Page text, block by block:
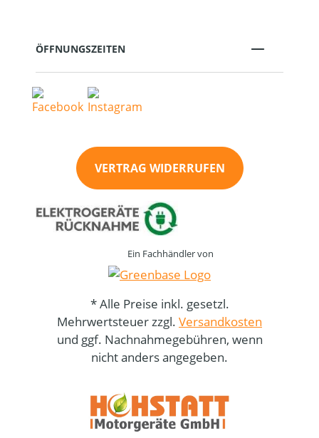
ÖFFNUNGSZEITEN
VERTRAG WIDERRUFEN
Ein Fachhändler von
* Alle Preise inkl. gesetzl.
Mehrwertsteuer zzgl. Versandkosten
und ggf. Nachnahmegebühren, wenn
nicht anders angegeben.